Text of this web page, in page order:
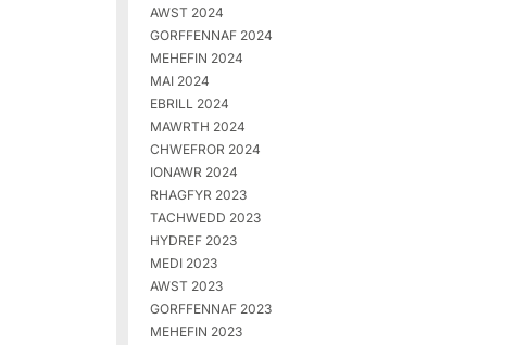
AWST 2024
GORFFENNAF 2024
MEHEFIN 2024
MAI 2024
EBRILL 2024
MAWRTH 2024
CHWEFROR 2024
IONAWR 2024
RHAGFYR 2023
TACHWEDD 2023
HYDREF 2023
MEDI 2023
AWST 2023
GORFFENNAF 2023
MEHEFIN 2023